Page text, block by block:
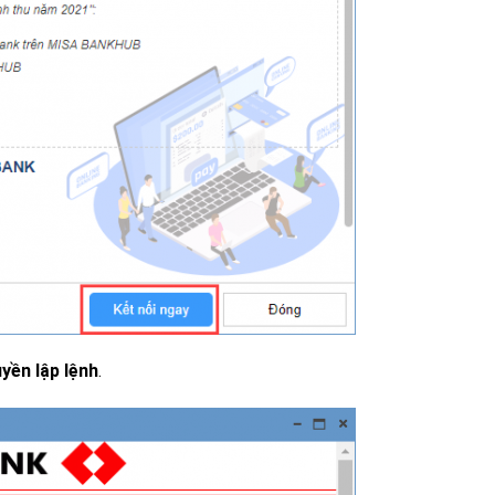
lập lệnh.